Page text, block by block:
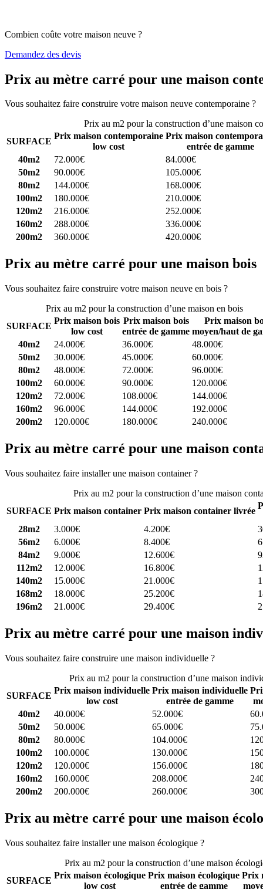
Combien coûte votre maison neuve ?
Demandez des devis
Prix au mètre carré pour une maison
Vous souhaitez faire construire votre maison neuve contemporaine ?
Prix au m2 pour la construction d’une maison
SURFACE
Prix maison contemporaine
low cost
Prix maison
entrée de gamme
40m2
72.000€
84.000€
50m2
90.000€
105.000€
80m2
144.000€
168.000€
100m2
180.000€
210.000€
120m2
216.000€
252.000€
160m2
288.000€
336.000€
200m2
360.000€ 420.000€
Prix au mètre carré pour une maison bois
Vous souhaitez faire construire votre maison neuve en bois ?
Prix au m2 pour la construction d’une maison en bois
SURFACE
Prix maison bois
low cost
Prix maison bois
entrée de gamme
Prix maison
moyen/haut de
40m2
24.000€ 36.000€
48.000€
50m2
30.000€ 45.000€
60.000€
80m2
48.000€ 72.000€
96.000€
100m2
60.000€ 90.000€
120.000€
120m2
72.000€ 108.000€
144.000€
160m2
96.000€ 144.000€
192.000€
200m2
120.000€ 180.000€ 240.000€
Prix au mètre carré pour une maison
Vous souhaitez faire installer une maison container ?
Prix au m2 pour la construction d’une maison
SURFACE Prix maison container Prix maison container livrée
28m2 3.000€ 4.200€
56m2
6.000€ 8.400€
84m2
9.000€ 12.600€
112m2
12.000€ 16.800€
140m2
15.000€ 21.000€
168m2
18.000€ 25.200€
196m2
21.000€ 29.400€
Prix au mètre carré pour une maison
Vous souhaitez faire construire une maison individuelle ?
Prix au m2 pour la construction d’une maison
SURFACE
Prix maison individuelle
low cost
Prix maison individuelle
entrée de gamme
40m2
40.000€ 52.000€
50m2
50.000€ 65.000€
80m2
80.000€ 104.000€
100m2
100.000€ 130.000€
120m2
120.000€ 156.000€
160m2
160.000€ 208.000€
200m2
200.000€ 260.000€
Prix au mètre carré pour une maison
Vous souhaitez faire installer une maison écologique ?
Prix au m2 pour la construction d’une maison
SURFACE
Prix maison écologique
low cost
Prix maison écologique
entrée de gamme
Prix